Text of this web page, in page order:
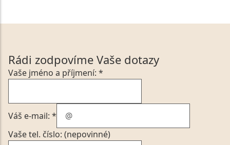
Rádi zodpovíme Vaše dotazy
Vaše jméno a příjmení: *
Váš e-mail: *
Vaše tel. číslo: (nepovinné)